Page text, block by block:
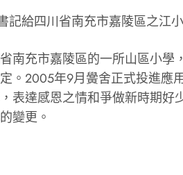
記給四川省南充市嘉陵區之江
南充市嘉陵區的一所山區小
。2005年9月黌舍正式投進應
表達感恩之情和爭做新時期
變更。